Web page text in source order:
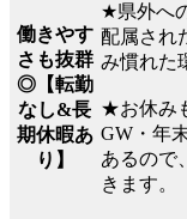
働きやす
さも抜群
◎【転勤
なし&長
期休暇あ
り】
★県外へ
配属され
み慣れた
★お休み
GW・年
あるので
きます。